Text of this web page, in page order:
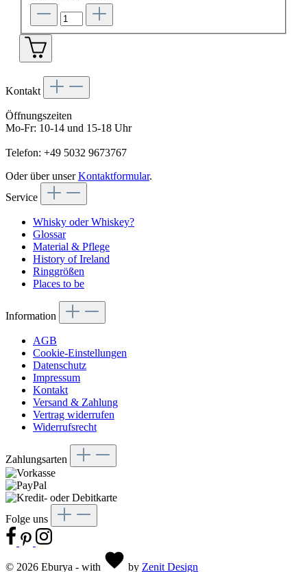
Kontakt
Öffnungszeiten
Mo-Fr: 10-14 und 15-18 Uhr
Telefon: +49 5032 9673767
Oder über unserKontaktformular.
Service
Whisky oder Whiskey?
Glossar
Material & Pflege
History of Ireland
Ringgrößen
Places to be
Information
AGB
Cookie-Einstellungen
Datenschutz
Impressum
Kontakt
Versand & Zahlung
Vertrag widerrufen
Widerrufsrecht
Zahlungsarten
Folge uns
© 2026 Eburya - with by Zenit Design